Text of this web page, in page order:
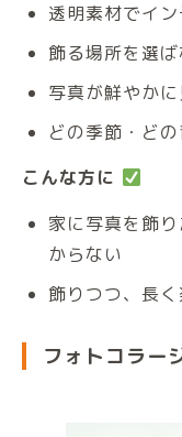
透明素材でイ
飾る場所を選ば
写真が鮮やか
どの季節・ど
こんな方に
家に写真を飾
からない
飾りつつ、長
フォトコラー